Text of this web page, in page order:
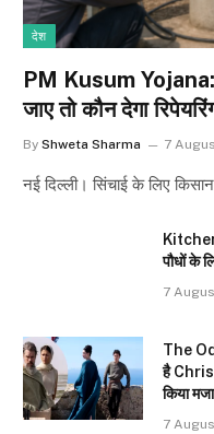
देश
PM Kusum Yojana:
जाए तो कौन देगा
By Shweta Sharma 7
नई दिल्ली। सिंचाई के लिए
पौधों के
7
The
है
किया
7